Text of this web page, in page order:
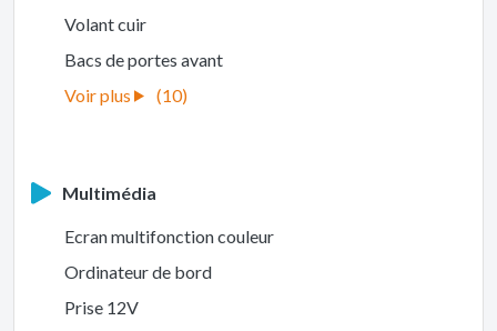
Volant cuir
Bacs de portes avant
(10)
Multimédia
Ecran multifonction couleur
Ordinateur de bord
Prise 12V